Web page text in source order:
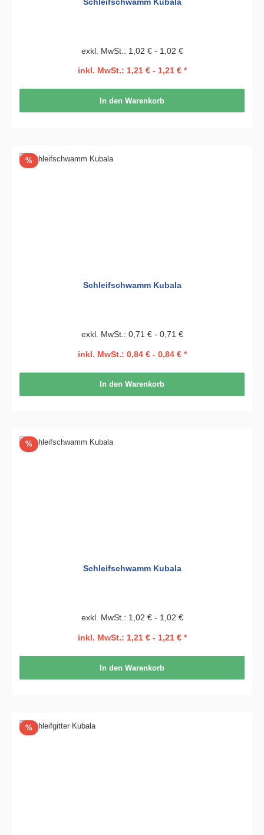
exkl. MwSt.: 1,02 € - 1,02 €
inkl. MwSt.: 1,21 € - 1,21 € *
In den Warenkorb
%Rabatt
Schleifschwamm Kubala
exkl. MwSt.: 0,71 € - 0,71 €
inkl. MwSt.: 0,84 € - 0,84 € *
In den Warenkorb
%Rabatt
Schleifschwamm Kubala
exkl. MwSt.: 1,02 € - 1,02 €
inkl. MwSt.: 1,21 € - 1,21 € *
In den Warenkorb
%Rabatt